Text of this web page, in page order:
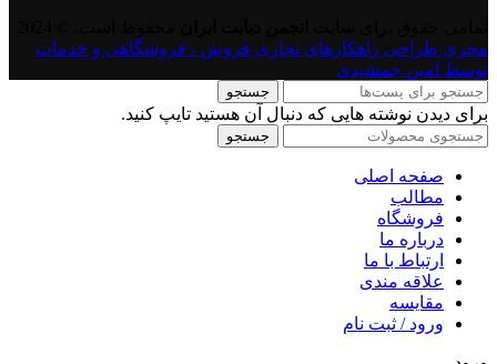
مجری طراحی راهکارهای تجاری فروش ، فروشگاهی و خدمات
توسط امین جمشیدی
جستجو
برای دیدن نوشته هایی که دنبال آن هستید تایپ کنید.
جستجو
صفحه اصلی
مطالب
فروشگاه
درباره ما
ارتباط با ما
علاقه مندی
مقايسه
ورود / ثبت نام